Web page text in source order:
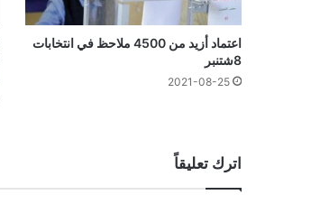
اعتماد أزيد من 4500 ملاحظ في انتخابات
8شتنبر
2021-08-25
اترك تعليقاً